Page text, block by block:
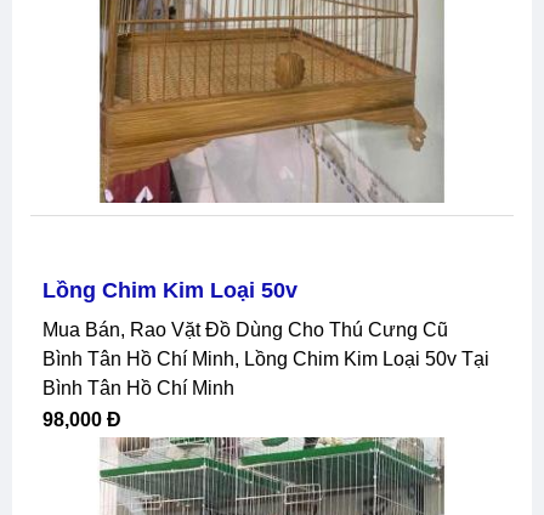
Lồng Chim Kim Loại 50v
Mua Bán, Rao Vặt Đồ Dùng Cho Thú Cưng Cũ
Bình Tân Hồ Chí Minh, Lồng Chim Kim Loại 50v Tại
Bình Tân Hồ Chí Minh
98,000 Đ